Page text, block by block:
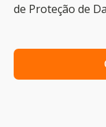
de Proteção de